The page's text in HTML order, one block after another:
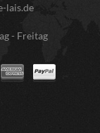
lais.de
- Freitag